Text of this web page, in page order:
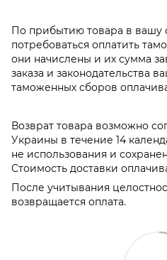
По прибытию товара в вашу
потребоваться оплатить
они начислены и их сумма
заказа и законодательства
таможенных сборов
Возврат товара возможно
Украины в течение 14
не использования и
Стоимость доставки
После учитывания
возвращается оплата.